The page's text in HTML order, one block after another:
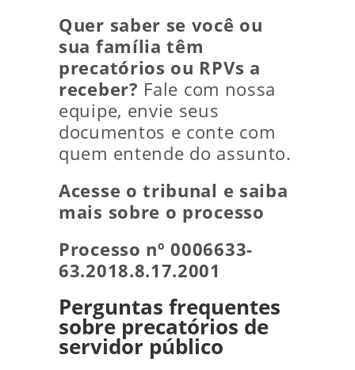
Quer saber se você ou
sua família têm
precatórios ou RPVs a
receber? Fale com nossa
equipe, envie seus
documentos e conte com
quem entende do assunto.
Acesse o tribunal e saiba
mais sobre o processo
Processo nº 0006633-
63.2018.8.17.2001
Perguntas frequentes
sobre precatórios de
servidor público